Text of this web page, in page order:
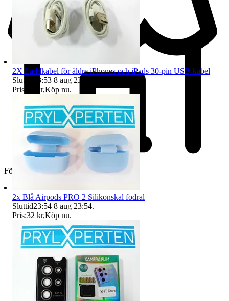
Företag
2X Laddkabel för äldre iPhones och iPads 30-pin USB-kabel
Sluttid
23:53 8 aug 23:53
Pris:
77 kr,Köp nu.
2x Blå Airpods PRO 2 Silikonskal fodral
Sluttid23:54 8 aug 23:54.
Pris:32 kr,Köp nu.